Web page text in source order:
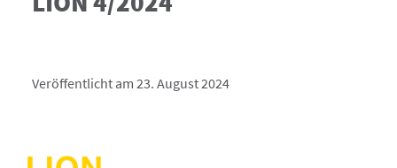
Veröffentlicht am 23. August 2024